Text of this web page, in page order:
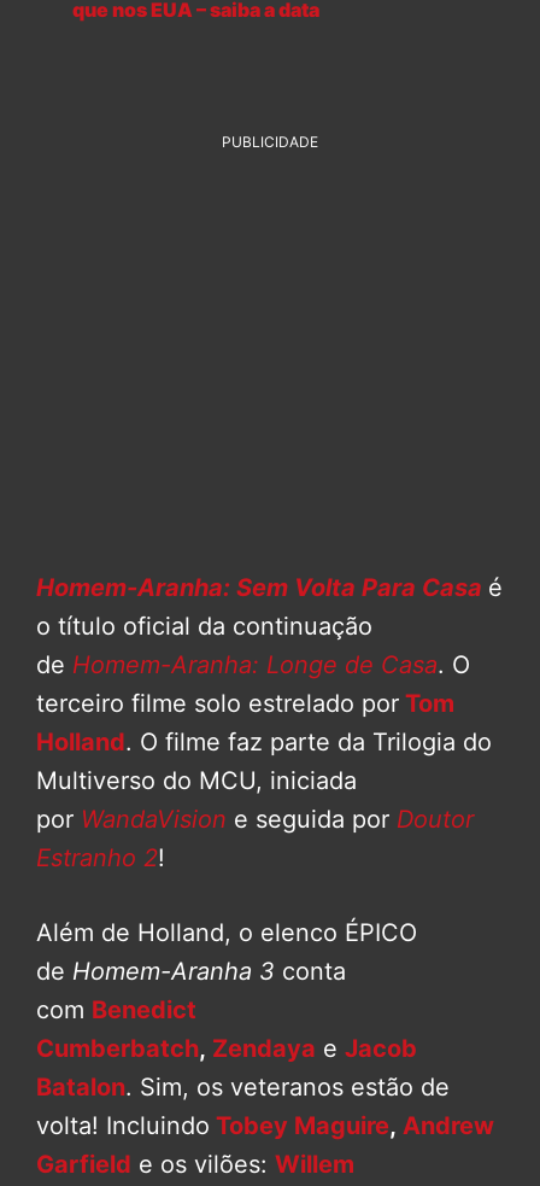
que nos EUA – saiba a data
PUBLICIDADE
Homem-Aranha: Sem Volta Para Casa é
o título oficial da continuação
de Homem-Aranha: Longe de Casa. O
terceiro filme solo estrelado por Tom
Holland. O filme faz parte da Trilogia do
Multiverso do MCU, iniciada
por WandaVision e seguida por Doutor
Estranho 2!
Além de Holland, o elenco ÉPICO
de Homem-Aranha 3 conta
com Benedict
Cumberbatch, Zendaya e Jacob
Batalon. Sim, os veteranos estão de
volta! Incluindo Tobey Maguire, Andrew
Garfield e os vilões: Willem